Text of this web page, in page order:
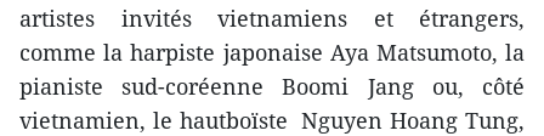
artistes invités vietnamiens et étrangers,
comme la harpiste japonaise Aya Matsumoto, la
pianiste sud-coréenne Boomi Jang ou, côté
vietnamien, le hautboïste Nguyen Hoang Tung,